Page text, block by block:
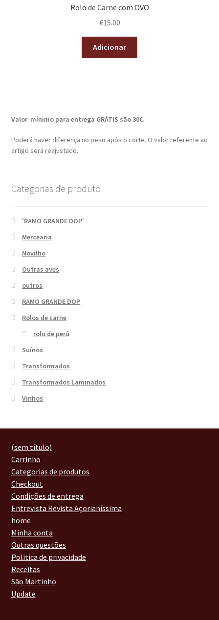
Rolo de Carne com OVO
€15.00
Adicionar
Valor mínimo para entrega GRÁTIS são 30€.
Poderá haver diferença no peso após o corte. O valor referente ao
artigo será reajustado.
Categorias de produto
'RAMO GRANDE DOP'
Mercearia
Novilho
Outras aves
outros
RAMO GRANDE DOP
Rolos de carne
rolo de perú
Suínos
Transformados
Transformados Laminados
Vinhos
(sem título)
Carrinho
Categorias de produtos
Checkout
Condições de entrega
Entrevista Revista Açorianíssima
home
Minha conta
Outras questões
Politica de privacidade
Receitas
São Martinho
Update